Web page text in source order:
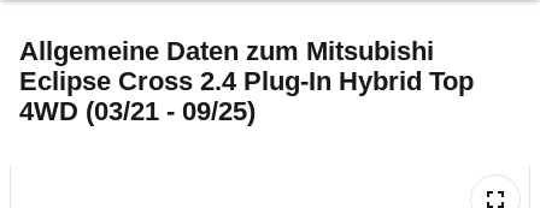
Technische Daten
Allgemeine Daten zum Mitsubishi
Eclipse Cross 2.4 Plug-In Hybrid Top
4WD (03/21 - 09/25)